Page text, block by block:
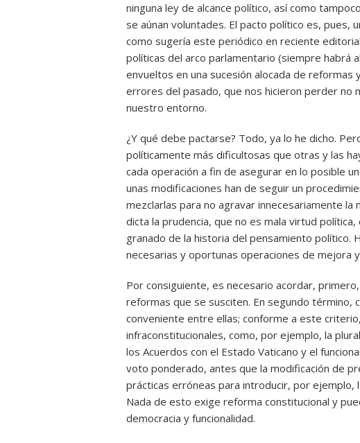
ninguna ley de alcance político, así como
se aúnan voluntades. El pacto político es, pues,
como sugería este periódico en reciente
políticas del arco parlamentario (siempre habrá
envueltos en una sucesión alocada de
errores del pasado, que nos hicieron perder no
nuestro entorno.
¿Y qué debe pactarse? Todo, ya lo he dicho.
políticamente más dificultosas que otras y las
cada operación a fin de asegurar en lo posible
unas modificaciones han de seguir un
mezclarlas para no agravar innecesariamente
dicta la prudencia, que no es mala virtud
granado de la historia del pensamiento político.
necesarias y oportunas operaciones de mejora
Por consiguiente, es necesario acordar,
reformas que se susciten. En segundo término,
conveniente entre ellas; conforme a este
infraconstitucionales, como, por ejemplo, la
los Acuerdos con el Estado Vaticano y el
voto ponderado, antes que la modificación de
prácticas erróneas para introducir, por ejemplo,
Nada de esto exige reforma constitucional y
democracia y funcionalidad.